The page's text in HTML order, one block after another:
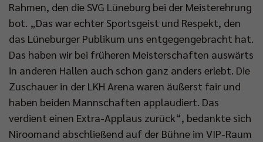
Rahmen, den die SVG Lüneburg bei der Meisterehrung
bot. „Das war echter Sportsgeist und Respekt, den
das Lüneburger Publikum uns entgegengebracht hat.
Das haben wir bei früheren Meisterschaften auswärts
in anderen Hallen auch schon ganz anders erlebt. Die
Zuschauer in der LKH Arena waren äußerst fair und
haben beiden Mannschaften applaudiert. Das
verdient einen Extra-Applaus zurück“, bedankte sich
Niroomand abschließend auf der Bühne im VIP-Raum